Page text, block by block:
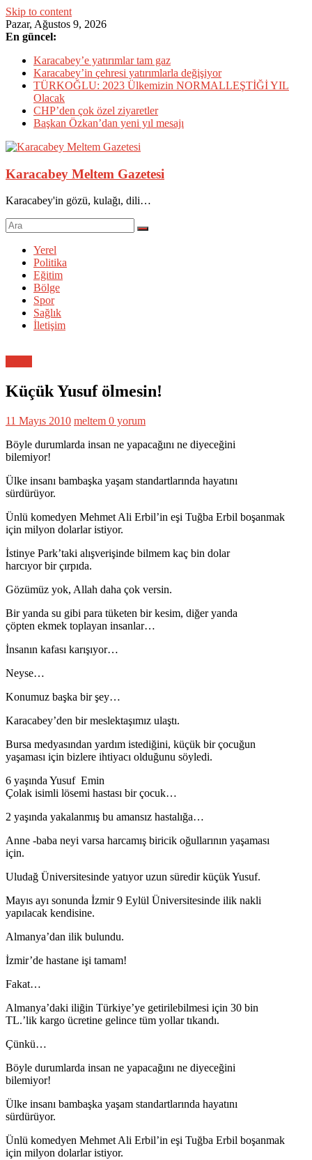
Skip to content
Pazar, Ağustos 9, 2026
En güncel:
Karacabey’e yatırımlar tam gaz
Karacabey’in çehresi yatırımlarla değişiyor
TÜRKOĞLU: 2023 Ülkemizin NORMALLEŞTİĞİ YIL
Olacak
CHP’den çok özel ziyaretler
Başkan Özkan’dan yeni yıl mesajı
Karacabey Meltem Gazetesi
Karacabey'in gözü, kulağı, dili…
Yerel
Politika
Eğitim
Bölge
Spor
Sağlık
İletişim
Küçük Yusuf ölmesin!
11 Mayıs 2010 meltem 0 yorum
Böyle durumlarda insan ne yapacağını ne diyeceğini
bilemiyor!
Ülke insanı bambaşka yaşam standartlarında hayatını
sürdürüyor.
Ünlü komedyen Mehmet Ali Erbil’in eşi Tuğba Erbil boşanmak
için milyon dolarlar istiyor.
İstinye Park’taki alışverişinde bilmem kaç bin dolar
harcıyor bir çırpıda.
Gözümüz yok, Allah daha çok versin.
Bir yanda su gibi para tüketen bir kesim, diğer yanda
çöpten ekmek toplayan insanlar…
İnsanın kafası karışıyor…
Neyse…
Konumuz başka bir şey…
Karacabey’den bir meslektaşımız ulaştı.
Bursa medyasından yardım istediğini, küçük bir çocuğun
yaşaması için bizlere ihtiyacı olduğunu söyledi.
6 yaşında Yusuf Emin
Çolak isimli lösemi hastası bir çocuk…
2 yaşında yakalanmış bu amansız hastalığa…
Anne -baba neyi varsa harcamış biricik oğullarının yaşaması
için.
Uludağ Üniversitesinde yatıyor uzun süredir küçük Yusuf.
Mayıs ayı sonunda İzmir 9 Eylül Üniversitesinde ilik nakli
yapılacak kendisine.
Almanya’dan ilik bulundu.
İzmir’de hastane işi tamam!
Fakat…
Almanya’daki iliğin Türkiye’ye getirilebilmesi için 30 bin
TL.’lik kargo ücretine gelince tüm yollar tıkandı.
Çünkü…
Böyle durumlarda insan ne yapacağını ne diyeceğini
bilemiyor!
Ülke insanı bambaşka yaşam standartlarında hayatını
sürdürüyor.
Ünlü komedyen Mehmet Ali Erbil’in eşi Tuğba Erbil boşanmak
için milyon dolarlar istiyor.